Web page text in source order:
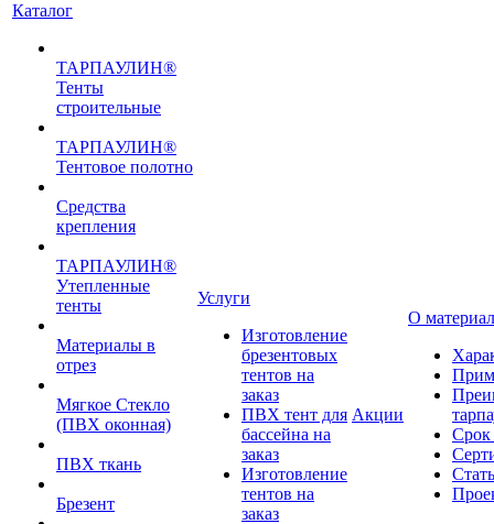
Каталог
ТАРПАУЛИН®
Тенты
строительные
ТАРПАУЛИН®
Тентовое полотно
Средства
крепления
ТАРПАУЛИН®
Утепленные
тенты
Материалы в
отрез
Мягкое Стекло
(ПВХ оконная)
ПВХ ткань
Брезент
Услуги
Изготовление
брезентовых
тентов на
заказ
ПВХ тент для
бассейна на
заказ
Изготовление
тентов на
заказ
Акции
О